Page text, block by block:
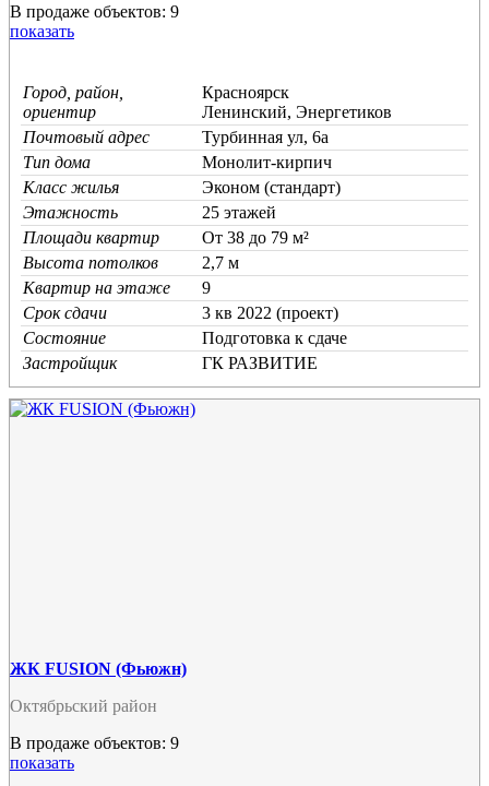
В продаже объектов: 9
показать
Город, район,
ориентир
Красноярск
Ленинский, Энергетиков
Почтовый адрес
Турбинная ул, 6а
Тип дома
Монолит-кирпич
Класс жилья
Эконом (стандарт)
Этажность
25 этажей
Площади квартир
От 38 до 79 м²
Высота потолков
2,7 м
Квартир на этаже
9
Срок сдачи
3 кв 2022 (проект)
Состояние
Подготовка к сдаче
Застройщик
ГК РАЗВИТИЕ
ЖК FUSION (Фьюжн)
Октябрьский район
В продаже объектов: 9
показать